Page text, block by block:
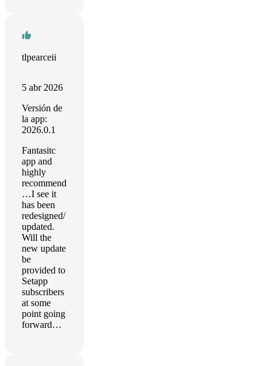
tlpearceii
5 abr 2026
Versión de
la app:
2026.0.1
Fantasitc
app and
highly
recommend
…I see it
has been
redesigned/
updated.
Will the
new update
be
provided to
Setapp
subscribers
at some
point going
forward…